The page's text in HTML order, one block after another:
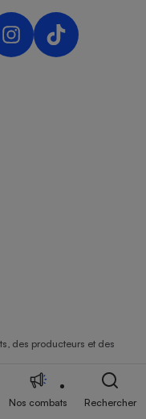
des producteurs et des
Nos combats Rechercher